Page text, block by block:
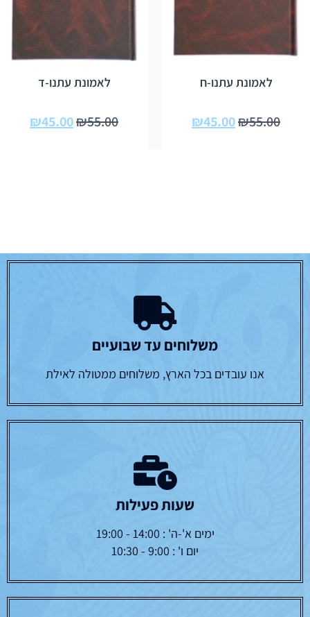
לאמונת עתנו-ח
₪55.00
₪45.00
לאמונת עתנו-ד
₪55.00
₪45.00
משלוחים עד שבועיים
אנו עובדים בכל הארץ, משלוחים ממטולה לאילת
שעות פעילות
ימים א'-ה' : 14:00 - 19:00
יום ו' : 9:00 - 10:30